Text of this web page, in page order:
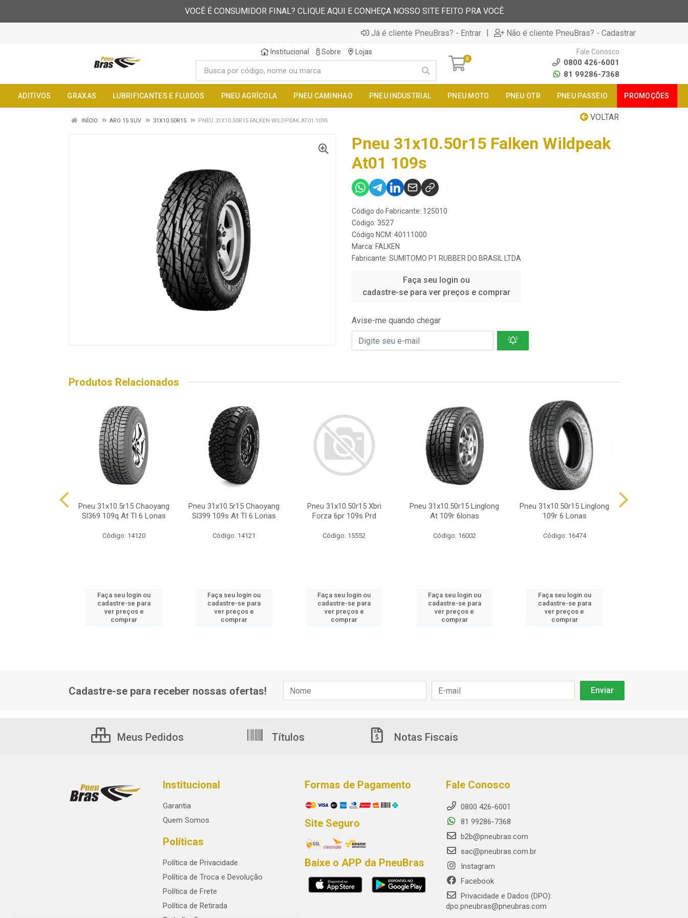
VOCÊ É CONSUMIDOR FINAL? CLIQUE AQUI E CONHEÇA NOSSO SITE FEITO PRA VOCÊ
Já é cliente PneuBras? - Entrar | Não é cliente PneuBras? - Cadastrar
Institucional Sobre Lojas
0
Fale Conosco
0800 426-6001
81 99286-7368
ADITIVOS GRAXAS LUBRIFICANTES E FLUIDOS PNEU AGRÍCOLA PNEU CAMINHAO PNEU INDUSTRIAL PNEU MOTO PNEU OTR PNEU PASSEIO PROMOÇÕES
VOLTAR
INÍCIO ARO 15 SUV 31X10.50R15 PNEU 31X10.50R15 FALKEN WILDPEAK AT01 109S
Pneu 31x10.50r15 Falken Wildpeak
At01 109s
Código do Fabricante: 125010
Código: 3527
Código NCM: 40111000
Marca: FALKEN
Fabricante: SUMITOMO P1 RUBBER DO BRASIL LTDA
Faça seu login ou
cadastre-se para ver preços e comprar
Avise-me quando chegar
Produtos Relacionados
Pneu 31x10.5r15 Chaoyang
Sl369 109q At Tl 6 Lonas
Código: 14120
Faça seu login ou
cadastre-se para
ver preços e
comprar
Pneu 31x10.5r15 Chaoyang
Sl399 109s At Tl 6 Lonas
Código: 14121
Faça seu login ou
cadastre-se para
ver preços e
comprar
Pneu 31x10.50r15 Xbri
Forza 6pr 109s Prd
Código: 15552
Faça seu login ou
cadastre-se para
ver preços e
comprar
Pneu 31x10.50r15 Linglong
At 109r 6lonas
Código: 16002
Faça seu login ou
cadastre-se para
ver preços e
comprar
Pneu 31x10.50r15 Linglong
109r 6 Lonas
Código: 16474
Faça seu login ou
cadastre-se para
ver preços e
comprar
Cadastre-se para receber nossas ofertas!
Meus Pedidos Títulos Notas Fiscais
Institucional
Garantia
Quem Somos
Políticas
Política de Privacidade
Política de Troca e Devolução
Política de Frete
Política de Retirada
Formas de Pagamento
Site Seguro
Baixe o APP da PneuBras
Fale Conosco
0800 426-6001
81 99286-7368
b2b@pneubras.com
sac@pneubras.com.br
Instagram
Facebook
Privacidade e Dados (DPO):
dpo.pneubras@pneubras.com